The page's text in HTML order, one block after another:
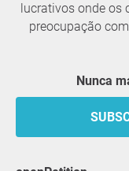
lucrativos onde os
preocupação
Nunca